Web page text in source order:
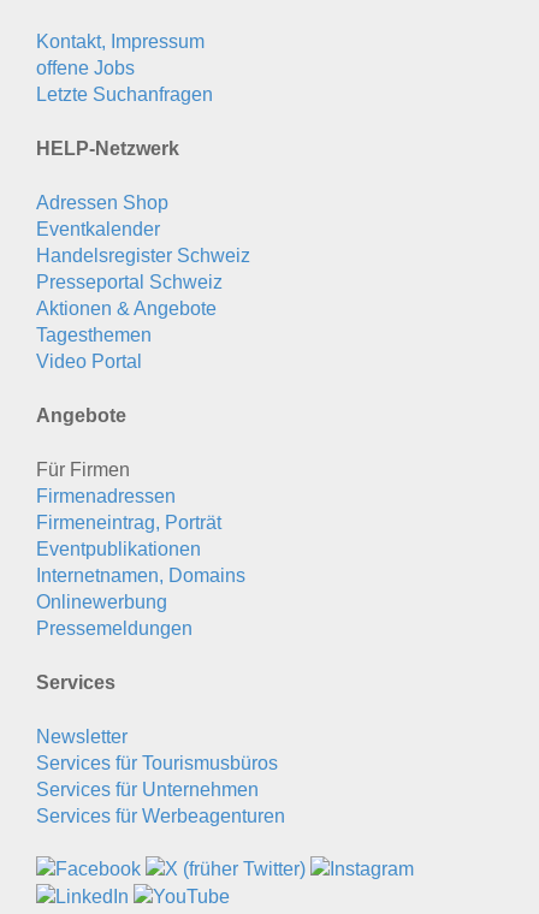
Kontakt, Impressum
offene Jobs
Letzte Suchanfragen
HELP-Netzwerk
Adressen Shop
Eventkalender
Handelsregister Schweiz
Presseportal Schweiz
Aktionen & Angebote
Tagesthemen
Video Portal
Angebote
Für Firmen
Firmenadressen
Firmeneintrag, Porträt
Eventpublikationen
Internetnamen, Domains
Onlinewerbung
Pressemeldungen
Services
Newsletter
Services für Tourismusbüros
Services für Unternehmen
Services für Werbeagenturen